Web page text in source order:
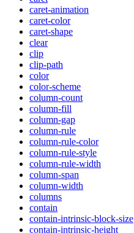
caret-animation
caret-color
caret-shape
clear
clip
clip-path
color
color-scheme
column-count
column-fill
column-gap
column-rule
column-rule-color
column-rule-style
column-rule-width
column-span
column-width
columns
contain
contain-intrinsic-block-size
contain-intrinsic-height